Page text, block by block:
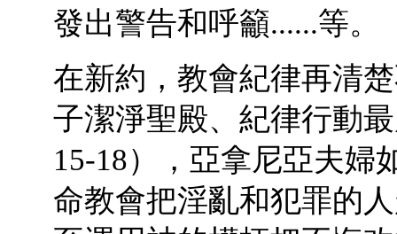
發出警告和呼籲......等。
在新約，教會紀律再清
子潔淨聖殿、紀律行動
15-18），亞拿尼亞夫婦
命教會把淫亂和犯罪的